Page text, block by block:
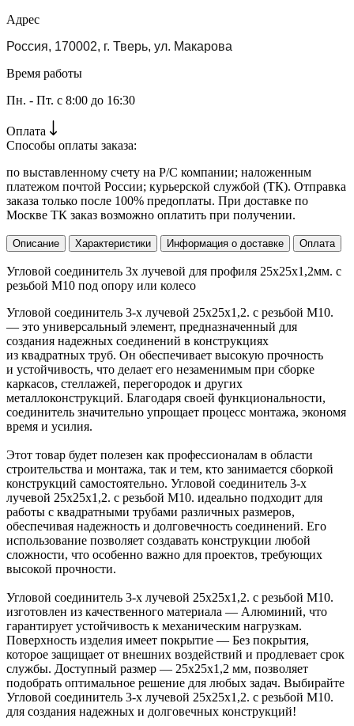
Адрес
Россия, 170002, г. Тверь, ул. Макарова
Время работы
Пн. - Пт. с 8:00 до 16:30
Оплата
Способы оплаты заказа:
по выставленному счету на Р/С компании; наложенным
платежом почтой России; курьерской службой (ТК). Отправка
заказа только после 100% предоплаты. При доставке по
Москве ТК заказ возможно оплатить при получении.
Описание Характеристики Информация о доставке Оплата
Угловой соединитель 3х лучевой для профиля 25х25х1,2мм. с
резьбой М10 под опору или колесо
Угловой соединитель 3-х лучевой 25х25х1,2. с резьбой М10.
— это универсальный элемент, предназначенный для
создания надежных соединений в конструкциях
из квадратных труб. Он обеспечивает высокую прочность
и устойчивость, что делает его незаменимым при сборке
каркасов, стеллажей, перегородок и других
металлоконструкций. Благодаря своей функциональности,
соединитель значительно упрощает процесс монтажа, экономя
время и усилия.
Этот товар будет полезен как профессионалам в области
строительства и монтажа, так и тем, кто занимается сборкой
конструкций самостоятельно. Угловой соединитель 3-х
лучевой 25х25х1,2. с резьбой М10. идеально подходит для
работы с квадратными трубами различных размеров,
обеспечивая надежность и долговечность соединений. Его
использование позволяет создавать конструкции любой
сложности, что особенно важно для проектов, требующих
высокой прочности.
Угловой соединитель 3-х лучевой 25х25х1,2. с резьбой М10.
изготовлен из качественного материала — Алюминий, что
гарантирует устойчивость к механическим нагрузкам.
Поверхность изделия имеет покрытие — Без покрытия,
которое защищает от внешних воздействий и продлевает срок
службы. Доступный размер — 25х25х1,2 мм, позволяет
подобрать оптимальное решение для любых задач. Выбирайте
Угловой соединитель 3-х лучевой 25х25х1,2. с резьбой М10.
для создания надежных и долговечных конструкций!